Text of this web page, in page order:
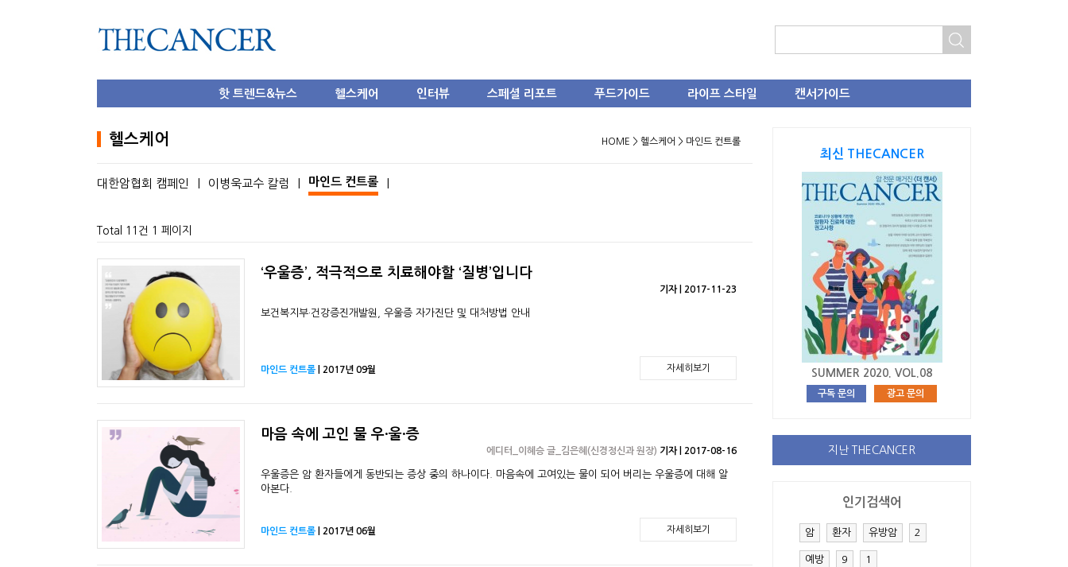
핫 트렌드&뉴스 헬스케어 인터뷰 스페셜 리포트 푸드가이드 라이프 스타일 캔서가이드
헬스케어 HOME > 헬스케어 > 마인드 컨트롤
대한암협회 캠페인 이병욱교수 칼럼 마인드 컨트롤
Total 11건 1 페이지
‘우울증’, 적극적으로 치료해야할 ‘질병’입니다
기자 | 2017-11-23
보건복지부·건강증진개발원, 우울증 자가진단 및 대처방법 안내
마인드 컨트롤 | 2017년 09월 자세히보기
마음 속에 고인 물 우·울·증
에디터_이혜승 글_김은혜(신경정신과 원장) 기자 | 2017-08-16
우울증은 암 환자들에게 동반되는 증상 중의 하나이다. 마음속에 고여있는 물이 되어 버리는 우울증에 대해 알
아본다.
마인드 컨트롤 | 2017년 06월 자세히보기
최신 THECANCER
SUMMER 2020. VOL.08
구독 문의 광고 문의
지난 THECANCER
인기검색어
암 환자 유방암 2
예방 9 1